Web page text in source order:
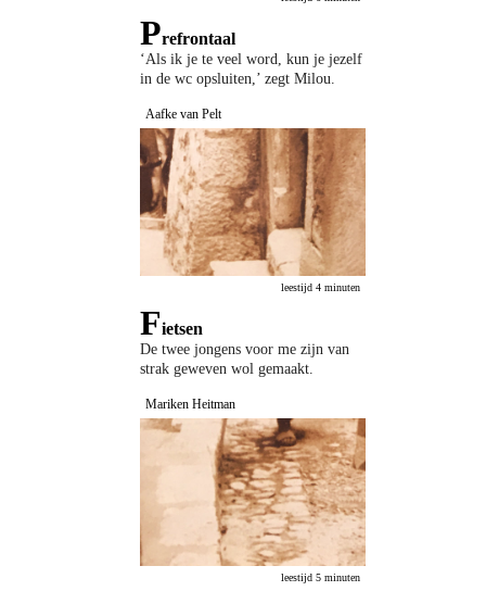
Prefrontaal
‘Als ik je te veel word, kun je jezelf
in de wc opsluiten,’ zegt Milou.
Aafke van Pelt
leestijd 4 minuten
Fietsen
De twee jongens voor me zijn van
strak geweven wol gemaakt.
Mariken Heitman
leestijd 5 minuten